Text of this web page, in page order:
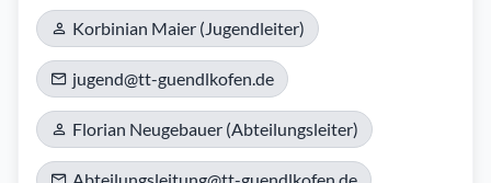
Korbinian Maier (Jugendleiter)
jugend@tt-guendlkofen.de
Florian Neugebauer (Abteilungsleiter)